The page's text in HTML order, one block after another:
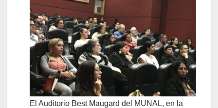
El Auditorio Best Maugard del MUNAL, en la